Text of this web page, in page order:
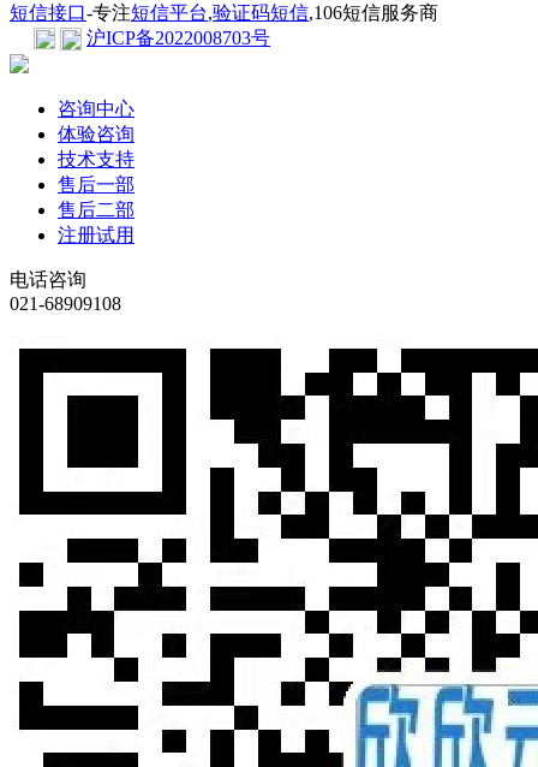
短信接口-专注短信平台,验证码短信,106短信服务商
沪ICP备2022008703号
咨询中心
体验咨询
技术支持
售后一部
售后二部
注册试用
电话咨询
021-68909108